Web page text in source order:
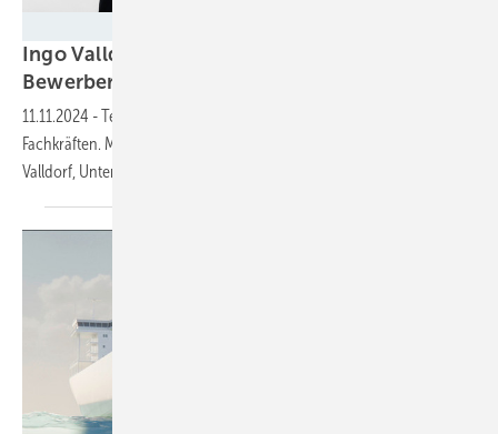
Ingo Valldorf von Tesvolt: „Wir bieten
Bewerbern ein attraktives
11.11.2024 -Tesvolt ist bisher erfolgreich bei der Suche nach
Fachkräften. Mit welchen Strategien dies gelungen ist, erklärt Ingo
Valldorf, Unternehmenssprecher von